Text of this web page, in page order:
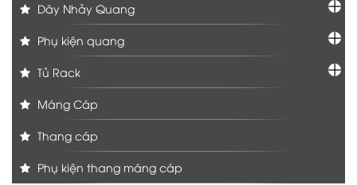
Dây Nhảy Quang
Phụ kiện quang
Tủ Rack
Máng Cáp
Thang cáp
Phụ kiện thang máng cáp